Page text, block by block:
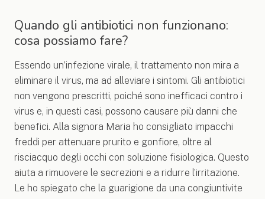
Quando gli antibiotici non funzionano:
cosa possiamo fare?
Essendo un’infezione virale, il trattamento non mira a
eliminare il virus, ma ad alleviare i sintomi. Gli antibiotici
non vengono prescritti, poiché sono inefficaci contro i
virus e, in questi casi, possono causare più danni che
benefici. Alla signora Maria ho consigliato impacchi
freddi per attenuare prurito e gonfiore, oltre al
risciacquo degli occhi con soluzione fisiologica. Questo
aiuta a rimuovere le secrezioni e a ridurre l’irritazione.
Le ho spiegato che la guarigione da una congiuntivite